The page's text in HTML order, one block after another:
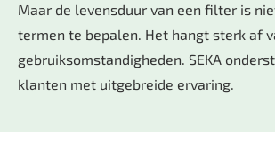
Maar de levensduur van een filter is
termen te bepalen. Het hangt sterk af
gebruiksomstandigheden. SEKA
klanten met uitgebreide ervaring.